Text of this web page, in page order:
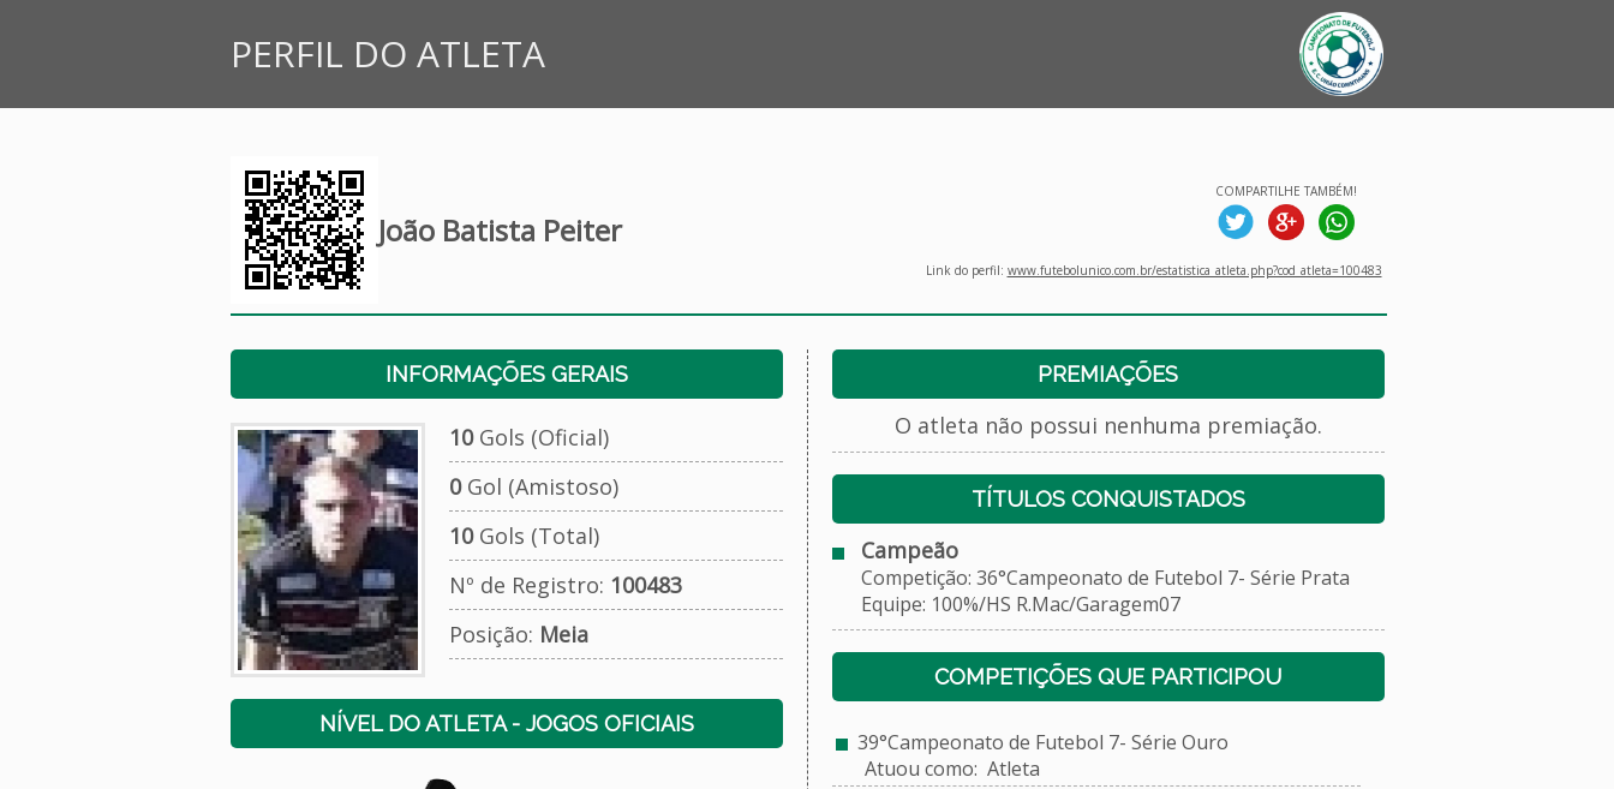
PERFIL DO ATLETA
João Batista Peiter
COMPARTILHE TAMBÉM!
Link do perfil: www.futebolunico.com.br/estatistica_atleta.php?cod_atleta=100483
INFORMAÇÕES GERAIS
10Gols (Oficial)
0Gol (Amistoso)
10Gols (Total)
Nº de Registro: 100483
Posição: Meia
NÍVEL DO ATLETA - JOGOS OFICIAIS
PREMIAÇÕES
O atleta não possui nenhuma premiação.
TÍTULOS CONQUISTADOS
Campeão
Competição: 36°Campeonato de Futebol 7- Série Prata
Equipe: 100%/HS R.Mac/Garagem07
COMPETIÇÕES QUE PARTICIPOU
39°Campeonato de Futebol 7- Série Ouro
Atuou como: Atleta